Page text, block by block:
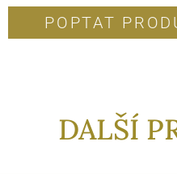
POPTAT
DALŠÍ